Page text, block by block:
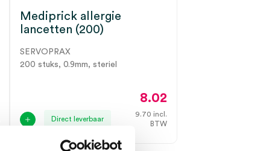
Mediprick allergie
lancetten (200)
SERVOPRAX
200 stuks, 0.9mm, steriel
Direct leverbaar
8.02
9.70 incl.
BTW